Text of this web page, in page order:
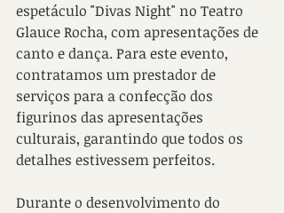
espetáculo "Divas Night" no Teatro
Glauce Rocha, com apresentações de
canto e dança. Para este evento,
contratamos um prestador de
serviços para a confecção dos
figurinos das apresentações
culturais, garantindo que todos os
detalhes estivessem perfeitos.
Durante o desenvolvimento do